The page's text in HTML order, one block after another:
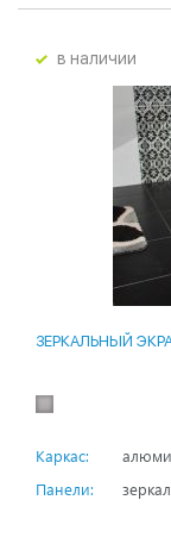
в наличии
ЗЕРКАЛЬНЫЙ
Каркас:
Панели: